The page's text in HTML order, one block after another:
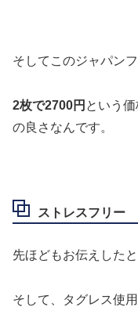
そしてこのジャパン
2枚で2700円 という
の良さなんです。
ストレスフリー
先ほどもお伝えした
そして、タグレス使